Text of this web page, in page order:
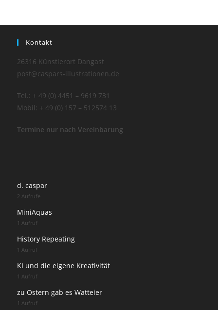
Kontakt
26316 Künstlerort Dangast
post@caspars-illustrationen.de
Tel.: + 49 (0) 4451 – 9619 731
Mobil: + 49 (0) 157 – 512574 13
Termine nur nach Vereinbarung
d. caspar
2 Aufrufe
MiniAquas
1 Aufruf
History Repeating
1 Aufruf
KI und die eigene Kreativität
1 Aufruf
zu Ostern gab es Watteier
1 Aufruf